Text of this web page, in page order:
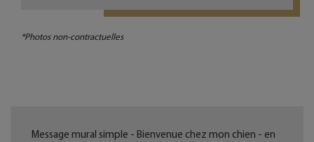
*Photos non-contractuelles
Message mural simple - Bienvenue chez mon chien - en